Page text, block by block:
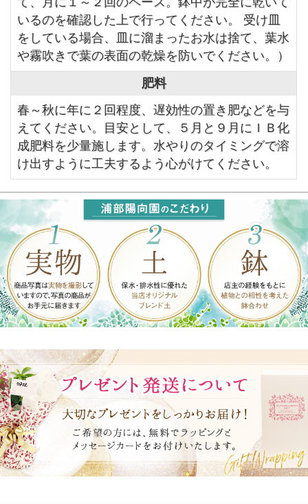
いるのを確認した上で行ってください。 受け皿
をしている場合、皿に溜まったお水は捨て、葉水
や霧吹きで葉の表面の乾燥を防いでください。）
肥料
春～秋に年に２回程度、遅効性の置き肥などを与
えてください。目安として、５月と９月にＩＢ化
成肥料を少量施します。水やりのタイミングで溶
け出すように工夫するよう心がけてください。